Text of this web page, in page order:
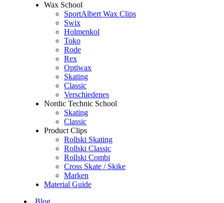
Wax School
SportAlbert Wax Clips
Swix
Holmenkol
Toko
Rode
Rex
Optiwax
Skating
Classic
Verschiedenes
Nordic Technic School
Skating
Classic
Product Clips
Rollski Skating
Rollski Classic
Rollski Combi
Cross Skate / Skike
Marken
Material Guide
Blog